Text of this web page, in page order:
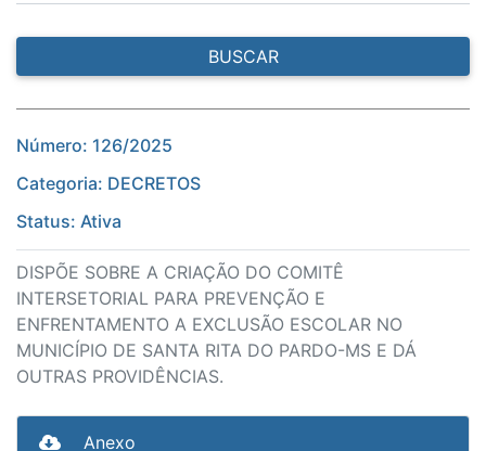
BUSCAR
Número: 126/2025
Categoria: DECRETOS
Status: Ativa
DISPÕE SOBRE A CRIAÇÃO DO COMITÊ
INTERSETORIAL PARA PREVENÇÃO E
ENFRENTAMENTO A EXCLUSÃO ESCOLAR NO
MUNICÍPIO DE SANTA RITA DO PARDO-MS E DÁ
OUTRAS PROVIDÊNCIAS.
Anexo